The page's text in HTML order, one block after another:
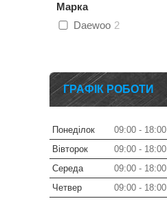
Марка
Daewoo 2
ГРАФІК РОБОТИ
Понеділок 09:00
18:00
Вівторок
09:00
18:00
Середа
09:00
18:00
Четвер
09:00
18:00